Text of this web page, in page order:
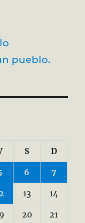
pueblo.
S D
6 7
13 14
20 21